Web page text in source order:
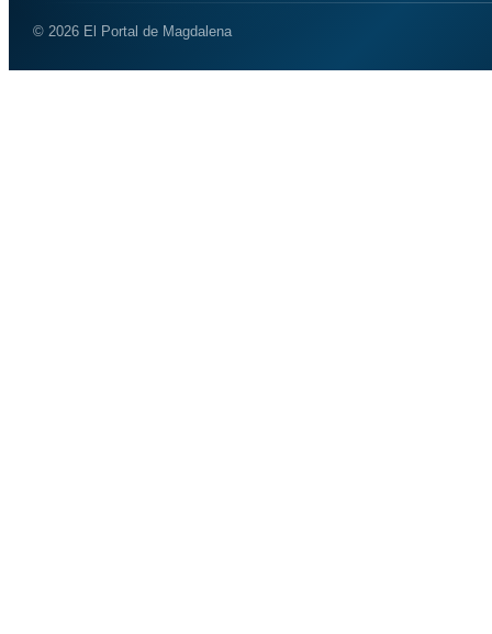
© 2026 El Portal de Magdalena